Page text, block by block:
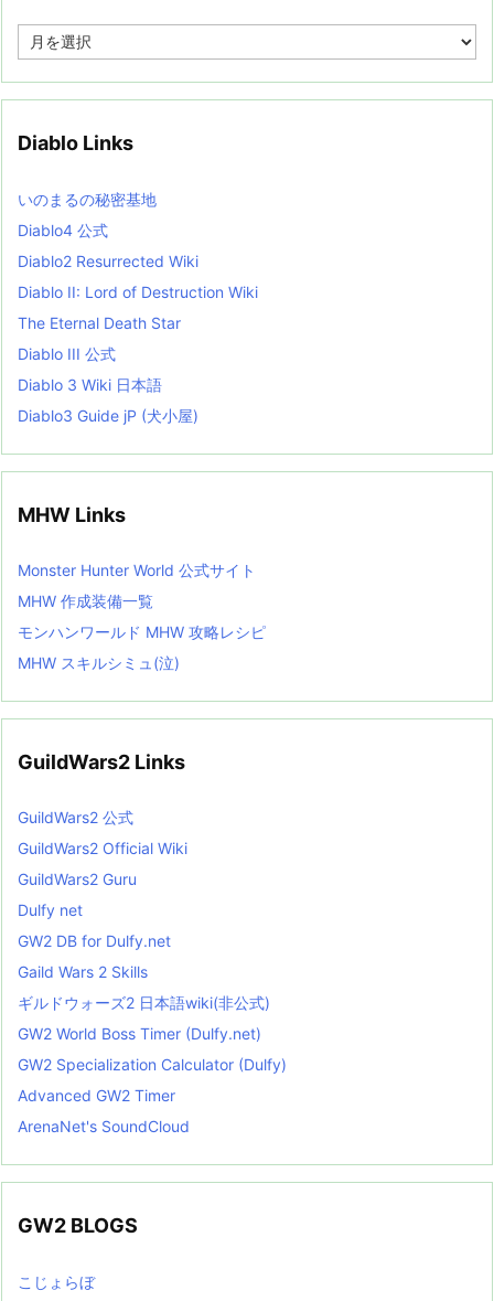
e
i
s
t
Diablo Links
いのまるの秘密基地
Diablo4 公式
Diablo2 Resurrected Wiki
Diablo II: Lord of Destruction Wiki
The Eternal Death Star
Diablo III 公式
Diablo 3 Wiki 日本語
Diablo3 Guide jP (犬小屋)
MHW Links
Monster Hunter World 公式サイト
MHW 作成装備一覧
モンハンワールド MHW 攻略レシピ
MHW スキルシミュ(泣)
GuildWars2 Links
GuildWars2 公式
GuildWars2 Official Wiki
GuildWars2 Guru
Dulfy net
GW2 DB for Dulfy.net
Gaild Wars 2 Skills
ギルドウォーズ2 日本語wiki(非公式)
GW2 World Boss Timer (Dulfy.net)
GW2 Specialization Calculator (Dulfy)
Advanced GW2 Timer
ArenaNet's SoundCloud
GW2 BLOGS
こじょらぼ